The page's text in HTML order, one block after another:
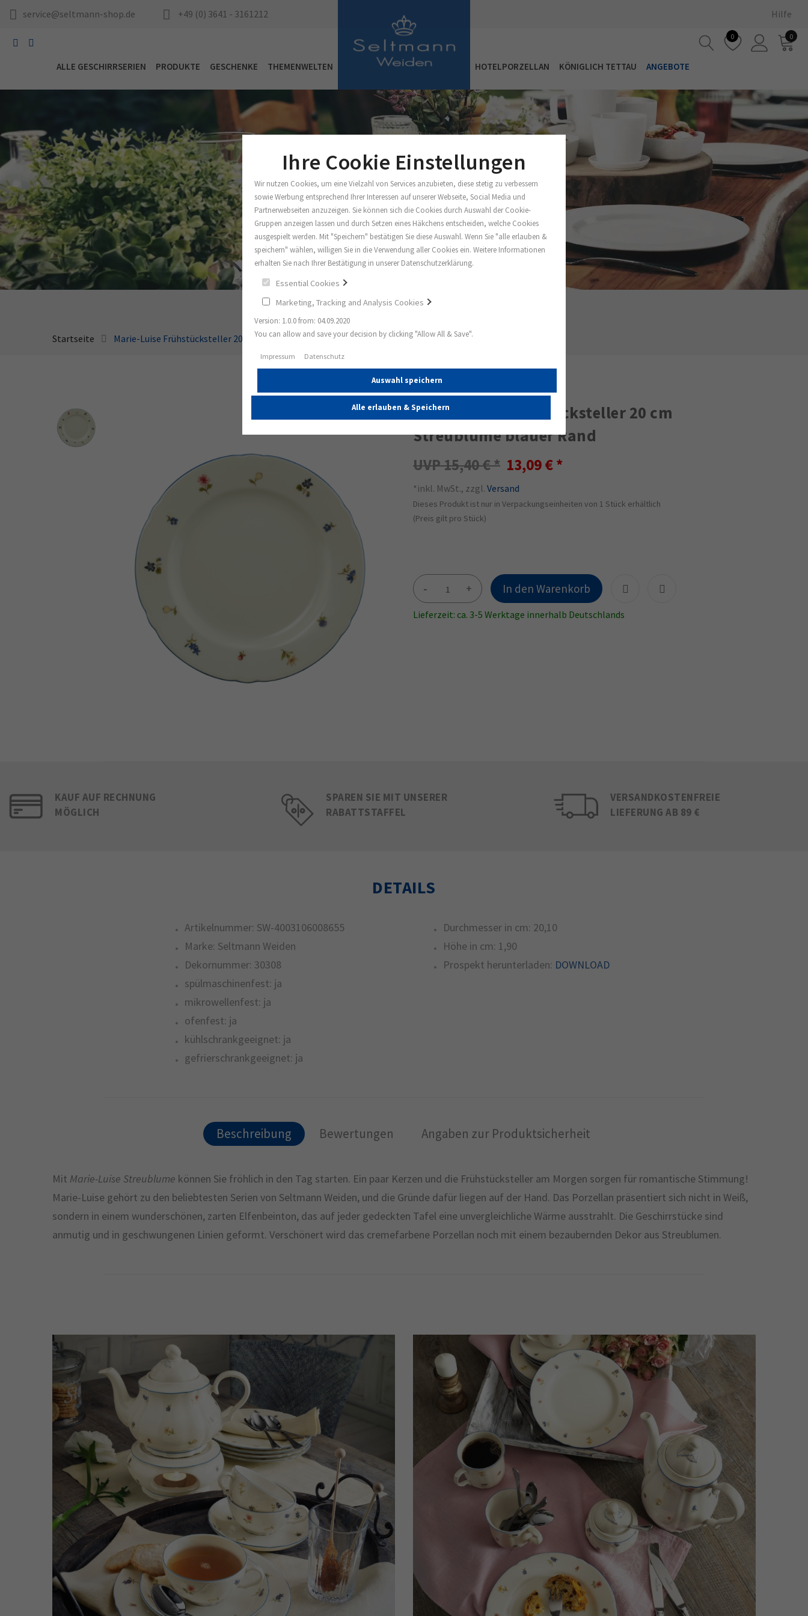
service@seltmann-shop.de +49 (0) 3641 - 3161212 Hilfe
ALLE GESCHIRRSERIEN PRODUKTE GESCHENKE THEMENWELTEN HOTELPORZELLAN KÖNIGLICH TETTAU ANGEBOTE
0 0
Startseite Marie-Luise Frühstücksteller 20 cm Streublume blauer Rand
15%
Marie-Luise Frühstücksteller 20 cm
Streublume blauer Rand
15,40 € 13,09 €
*inkl. MwSt., zzgl. Versand
Dieses Produkt ist nur in Verpackungseinheiten von 1 Stück erhältlich
(Preis gilt pro Stück)
- + In den Warenkorb
Lieferzeit: ca. 3-5 Werktage innerhalb Deutschlands
KAUF AUF RECHNUNG
MÖGLICH
SPAREN SIE MIT UNSERER
RABATTSTAFFEL
VERSANDKOSTENFREIE
LIEFERUNG AB 89 €
DETAILS
Artikelnummer: SW-4003106008655
Marke: Seltmann Weiden
Dekornummer: 30308
spülmaschinenfest: ja
mikrowellenfest: ja
ofenfest: ja
kühlschrankgeeignet: ja
gefrierschrankgeeignet: ja
Durchmesser in cm: 20,10
Höhe in cm: 1,90
Prospekt herunterladen: DOWNLOAD
Beschreibung Bewertungen Angaben zur Produktsicherheit
Mit Marie-Luise Streublume können Sie fröhlich in den Tag starten. Ein paar Kerzen und die Frühstücksteller am Morgen sorgen für romantische Stimmung!
Marie-Luise gehört zu den beliebtesten Serien von Seltmann Weiden, und die Gründe dafür liegen auf der Hand. Das Porzellan präsentiert sich nicht in Weiß,
sondern in einem wunderschönen, zarten Elfenbeinton, das auf jeder gedeckten Tafel eine unvergleichliche Wärme ausstrahlt. Die Geschirrstücke sind
anmutig und in geschwungenen Linien geformt. Verschönert wird das cremefarbene Porzellan noch mit einem bezaubernden Dekor aus Streublumen.
Ihre Cookie Einstellungen
Wir nutzen Cookies, um eine Vielzahl von Services anzubieten, diese stetig zu verbessern
sowie Werbung entsprechend Ihrer Interessen auf unserer Webseite, Social Media und
Partnerwebseiten anzuzeigen. Sie können sich die Cookies durch Auswahl der Cookie-
Gruppen anzeigen lassen und durch Setzen eines Häkchens entscheiden, welche Cookies
ausgespielt werden. Mit "Speichern" bestätigen Sie diese Auswahl. Wenn Sie "alle erlauben &
speichern" wählen, willigen Sie in die Verwendung aller Cookies ein. Weitere Informationen
erhalten Sie nach Ihrer Bestätigung in unserer Datenschutzerklärung.
Essential Cookies
Marketing, Tracking and Analysis Cookies
Version: 1.0.0 from: 04.09.2020
You can allow and save your decision by clicking "Allow All & Save".
Impressum Datenschutz
Auswahl speichern
Alle erlauben & Speichern